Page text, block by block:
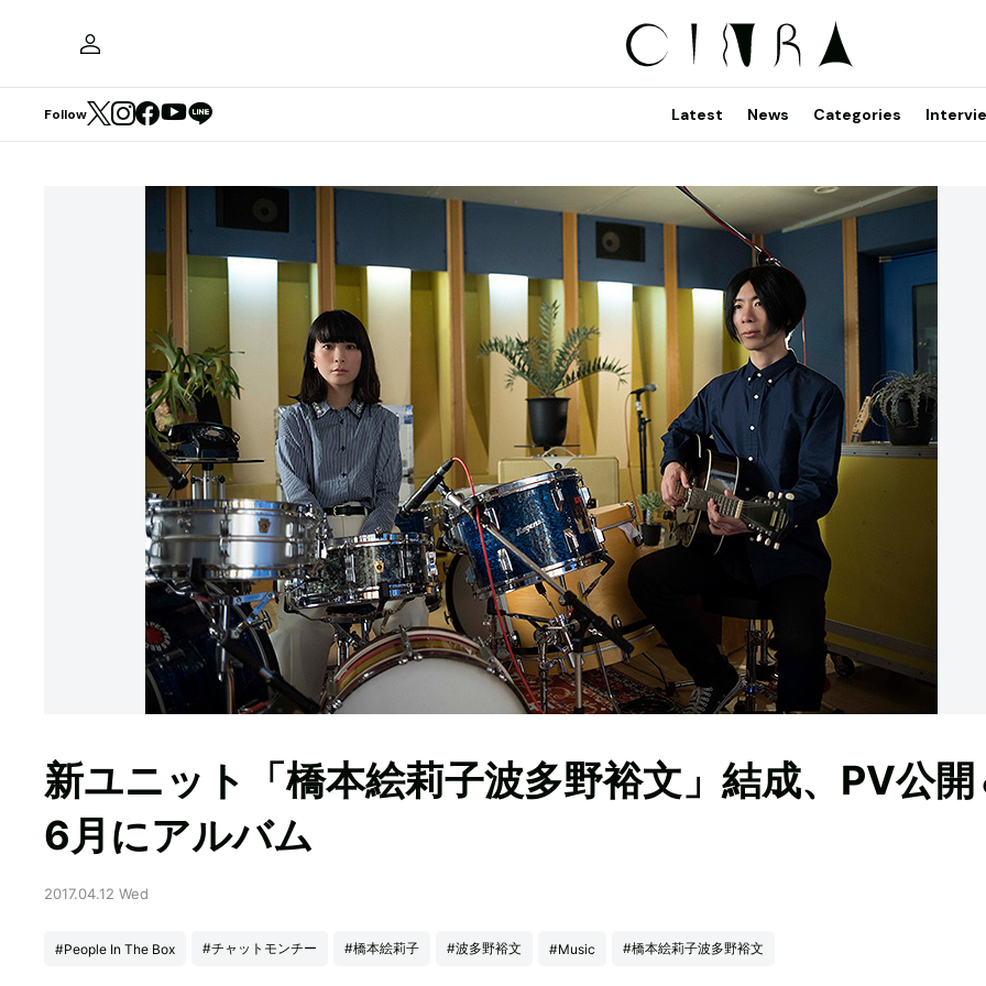
Follow Latest News Categories
新ユニット「橋本絵莉子波多野裕文」結成、PV公開
6月にアルバム
2017.04.12 Wed
#People In The Box #チャットモンチー #橋本絵莉子 #波多野裕文 #Music #橋本絵莉子波多野裕文